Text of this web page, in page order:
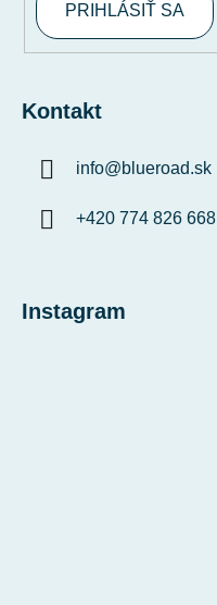
PRIHLÁSIŤ SA
Kontakt
info@blueroad.sk
+420 774 826 668
Instagram